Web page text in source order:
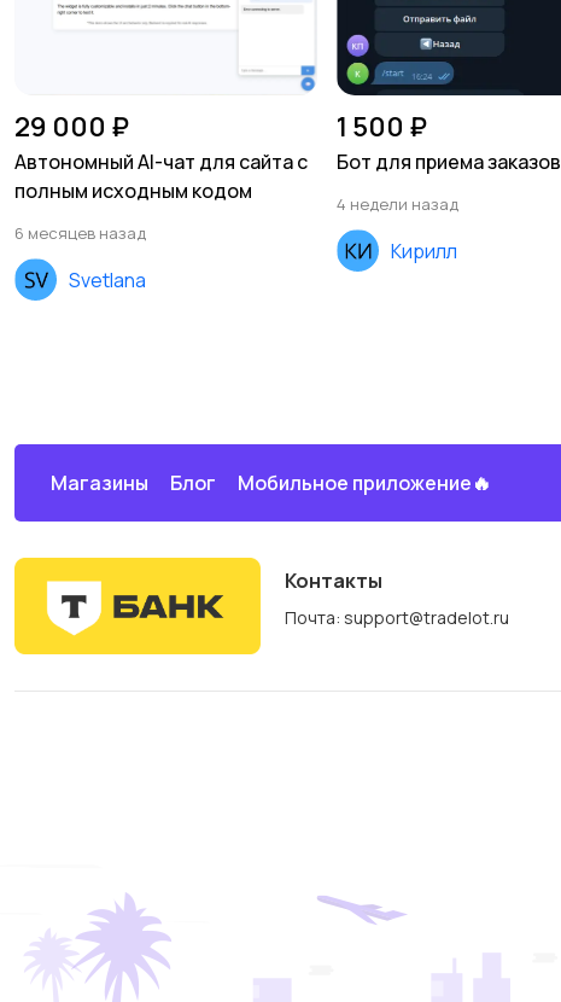
29 000 ₽
Автономный AI-чат для сайта с
полным исходным кодом
6 месяцев назад
Svetlana
1 500 ₽
Бот для приема заказов
4 недели назад
Кирилл
Магазины Блог Мобильное приложение🔥
Контакты
Почта: support@tradelot.ru